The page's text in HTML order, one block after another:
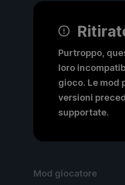
Purtroppo,
loro
gioco. Le mod
versioni
supportate.
Mod giocatore